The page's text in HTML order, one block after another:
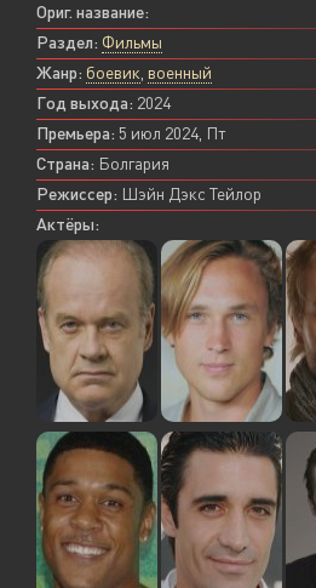
Ориг. название:
Раздел: Фильмы
Жанр: боевик военный
Год выхода: 2024
Премьера: 5 июл 2024, Пт
Страна: Болгария
Режиссер: Шэйн Дэкс Тейлор
Актёры: